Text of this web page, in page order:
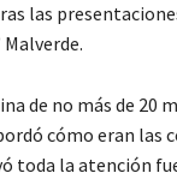
las
Malverde.
de no más de 20
cómo eran las
toda la atención